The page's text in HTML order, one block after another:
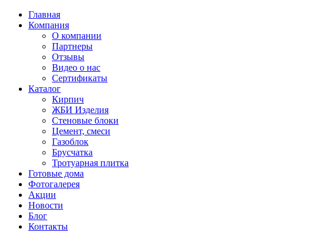
Главная
Компания
О компании
Партнеры
Отзывы
Видео о нас
Сертификаты
Каталог
Кирпич
ЖБИ Изделия
Стеновые блоки
Цемент, смеси
Газоблок
Брусчатка
Тротуарная плитка
Готовые дома
Фотогалерея
Акции
Новости
Блог
Контакты